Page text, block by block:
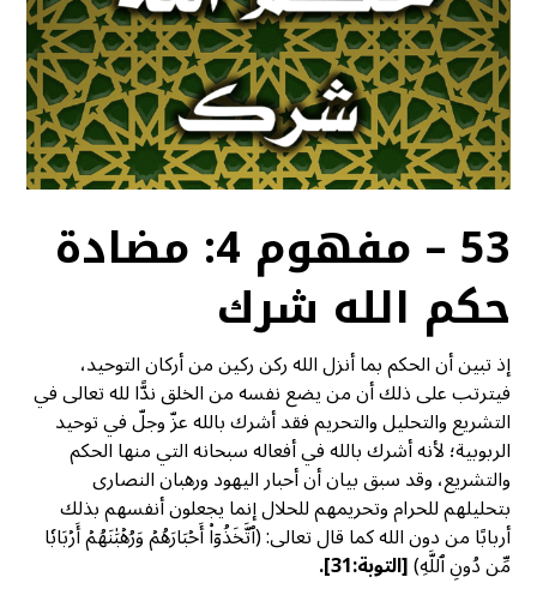
53 – مفهوم 4: مضادة
حكم الله شرك
إذ تبين أن الحكم بما أنزل الله ركن ركين من أركان التوحيد،
فيترتب على ذلك أن من يضع نفسه من الخلق ندًّا لله تعالى في
التشريع والتحليل والتحريم فقد أشرك بالله عزّ وجلّ في توحيد
الربوبية؛ لأنه أشرك بالله في أفعاله سبحانه التي منها الحكم
والتشريع، وقد سبق بيان أن أحبار اليهود ورهبان النصارى
بتحليلهم للحرام وتحريمهم للحلال إنما يجعلون أنفسهم بذلك
أربابًا من دون الله كما قال تعالى: (ٱتَّخَذُوٓاْ أَحۡبَارَهُمۡ وَرُهۡبَٰنَهُمۡ أَرۡبَابٗا
مِّن دُونِ ٱللَّهِ)[التوبة:31]
.